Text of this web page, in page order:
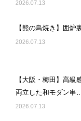
2026.07.13
【熊の鳥焼き】囲炉
2026.07.13
【大阪・梅田】高級
両立した和モダン串…
2026.07.13